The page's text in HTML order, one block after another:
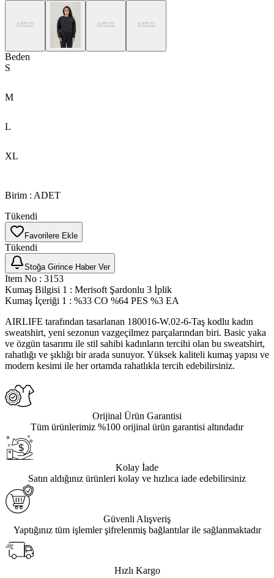
Beden
S
M
L
XL
Birim : ADET
Tükendi
Favorilere Ekle
Tükendi
Stoğa Girince Haber Ver
Item No : 3153
Kumaş Bilgisi 1 : Merisoft Şardonlu 3 İplik
Kumaş İçeriği 1 : %33 CO %64 PES %3 EA
AIRLIFE tarafından tasarlanan 180016-W.02-6-Taş kodlu kadın
sweatshirt, yeni sezonun vazgeçilmez parçalarından biri. Basic yaka
ve özgün tasarımı ile stil sahibi kadınların tercihi olan bu sweatshirt,
rahatlığı ve şıklığı bir arada sunuyor. Yüksek kaliteli kumaş yapısı ve
modern kesimi ile her ortamda rahatlıkla tercih edebilirsiniz.
Orijinal Ürün Garantisi
Tüm ürünlerimiz %100 orijinal ürün garantisi altındadır
Kolay İade
Satın aldığınız ürünleri kolay ve hızlıca iade edebilirsiniz
Güvenli Alışveriş
Yaptığınız tüm işlemler şifrelenmiş bağlantılar ile sağlanmaktadır
Hızlı Kargo